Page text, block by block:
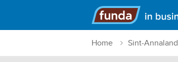
Hoofdmenu
Home Sint-Annaland